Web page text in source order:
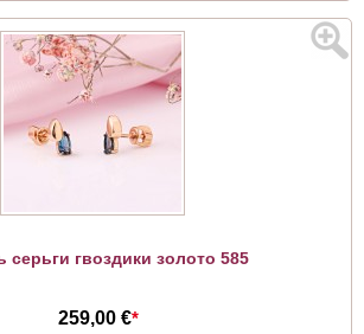
серьги гвоздики золото 585
259,00 €*